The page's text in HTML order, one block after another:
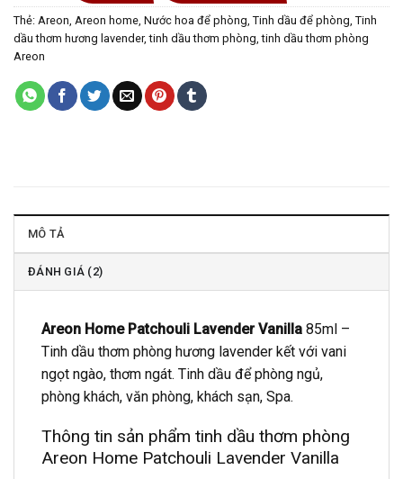
Thẻ: Areon Areon home Nước hoa để phòng Tinh dầu để phòng Tinh
dầu thơm hương lavender,tinh dầu thơm phòng ,tinh dầu thơm phòng
Areon
MÔ TẢ
ĐÁNH GIÁ (2)
Areon Home Patchouli Lavender Vanilla 85ml –
Tinh dầu thơm phòng hương lavender kết với vani
ngọt ngào, thơm ngát. Tinh dầu để phòng ngủ,
phòng khách, văn phòng, khách sạn, Spa.
Thông tin sản phẩm tinh dầu thơm phòng
Areon Home Patchouli Lavender Vanilla